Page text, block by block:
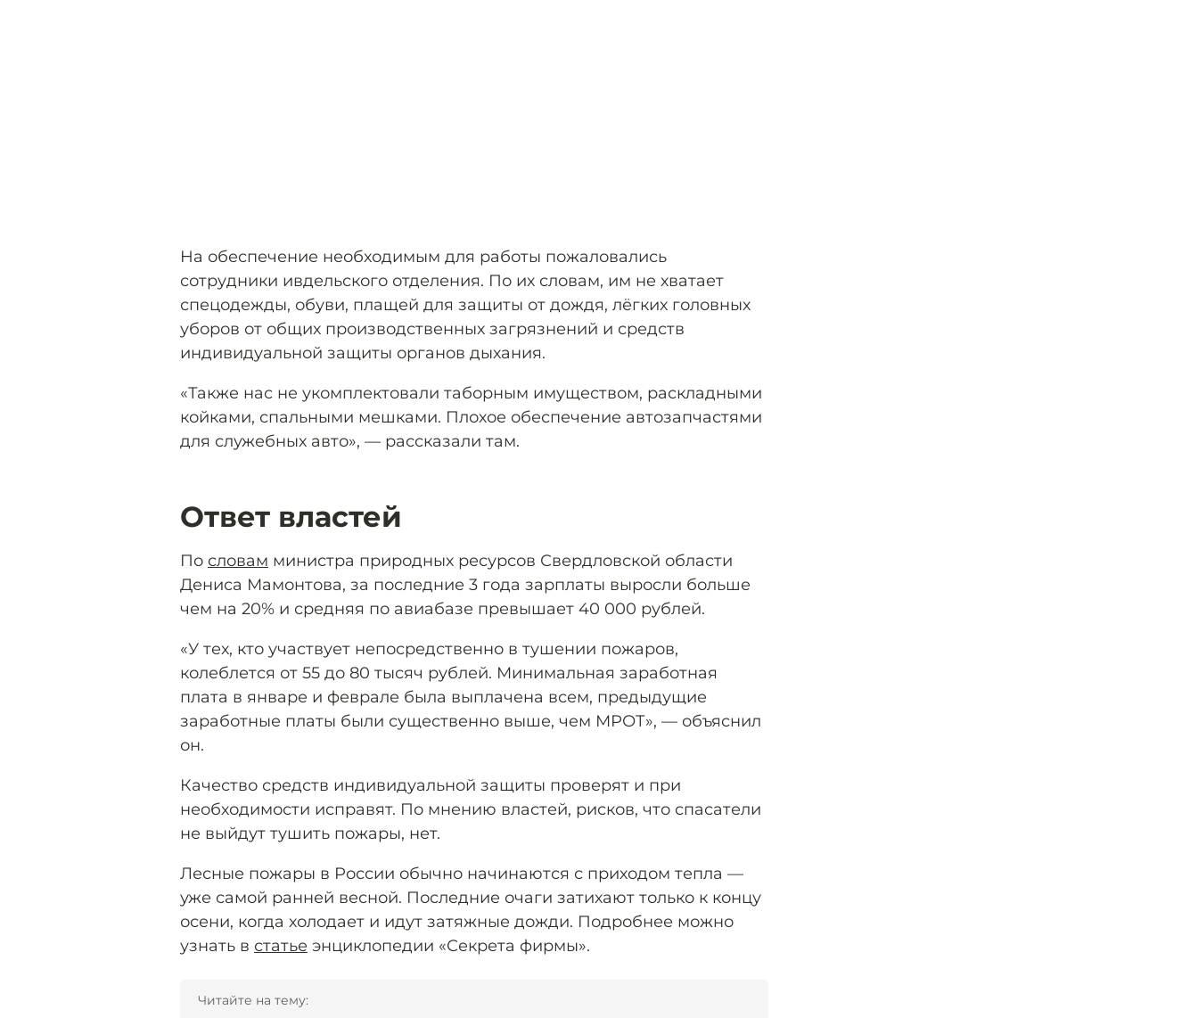
На обеспечение необходимым для работы пожаловались
сотрудники ивдельского отделения. По их словам, им не хватает
спецодежды, обуви, плащей для защиты от дождя, лёгких головных
уборов от общих производственных загрязнений и средств
индивидуальной защиты органов дыхания.
«Также нас не укомплектовали таборным имуществом, раскладными
койками, спальными мешками. Плохое обеспечение автозапчастями
для служебных авто», — рассказали там.
Ответ властей
По словам министра природных ресурсов Свердловской области
Дениса Мамонтова, за последние 3 года зарплаты выросли больше
чем на 20% и средняя по авиабазе превышает 40 000 рублей.
«У тех, кто участвует непосредственно в тушении пожаров,
колеблется от 55 до 80 тысяч рублей. Минимальная заработная
плата в январе и феврале была выплачена всем, предыдущие
заработные платы были существенно выше, чем МРОТ», — объяснил
он.
Качество средств индивидуальной защиты проверят и при
необходимости исправят. По мнению властей, рисков, что спасатели
не выйдут тушить пожары, нет.
Лесные пожары в России обычно начинаются с приходом тепла —
уже самой ранней весной. Последние очаги затихают только к концу
осени, когда холодает и идут затяжные дожди. Подробнее можно
узнать в статье энциклопедии «Секрета фирмы».
Читайте на тему: